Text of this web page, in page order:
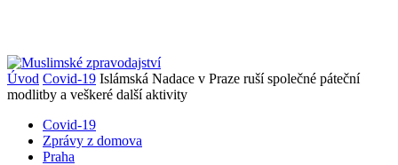
Úvod Covid-19 Islámská Nadace v Praze ruší společné páteční
modlitby a veškeré další aktivity
Covid-19
Zprávy z domova
Praha